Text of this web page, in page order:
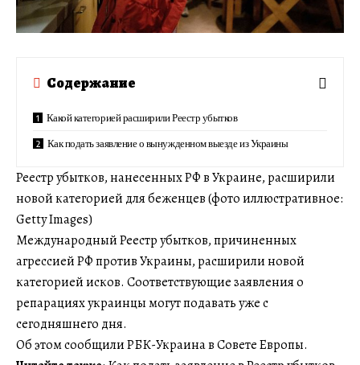
Содержание
Какой категорией расширили Реестр убытков
Как подать заявление о вынужденном выезде из Украины
Реестр убытков, нанесенных РФ в Украине, расширили
новой категорией для беженцев (фото иллюстративное:
Getty Images)
Международный Реестр убытков, причиненных
агрессией РФ против Украины, расширили новой
категорией исков. Соответствующие заявления о
репарациях украинцы могут подавать уже с
сегодняшнего дня.
Об этом сообщили РБК-Украина в Совете Европы.